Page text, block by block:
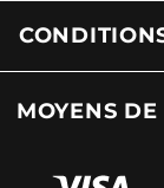
MOYENS